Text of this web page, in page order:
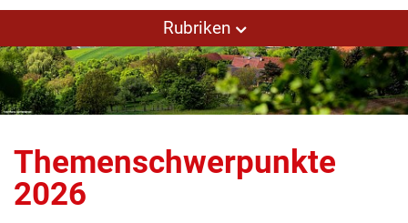
Rubriken
Themenschwerpunkte
2026